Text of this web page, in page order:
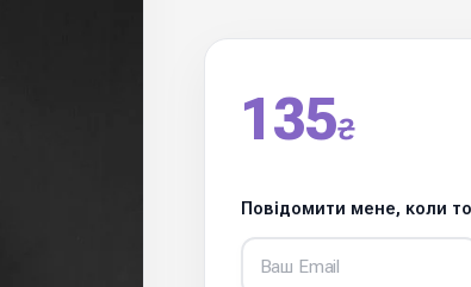
135₴
Повідомити мене, коли